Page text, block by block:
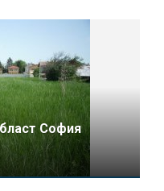
София